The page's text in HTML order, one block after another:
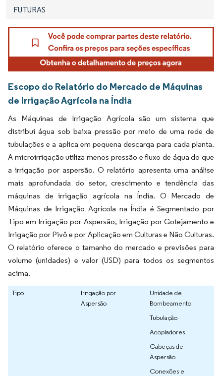
FUTURAS
Escopo do Relatório do Mercado de Máquinas
de Irrigação Agrícola na Índia
As Máquinas de Irrigação Agrícola são um sistema que
distribui água sob baixa pressão por meio de uma rede de
tubulações e a aplica em pequena descarga para cada planta.
A microirrigação utiliza menos pressão e fluxo de água do que
a irrigação por aspersão. O relatório apresenta uma análise
mais aprofundada do setor, crescimento e tendência das
máquinas de irrigação agrícola na Índia. O Mercado de
Máquinas de Irrigação Agrícola na Índia é Segmentado por
Tipo em Irrigação por Aspersão, Irrigação por Gotejamento e
Irrigação por Pivô e por Aplicação em Culturas e Não Culturas.
O relatório oferece o tamanho do mercado e previsões para
volume (unidades) e valor (USD) para todos os segmentos
acima.
Tipo
Irrigação por
Aspersão
Unidade de
Bombeamento
Tubulação
Acopladores
Cabeças de
Aspersão
Conexões e